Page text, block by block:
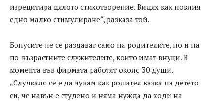
изрецитира цялото стихотворение. Видях как повлия
едно малко стимулиране“, разказа той.
Бонусите не се раздават само на родителите, но и на
по-възрастните служителите, които имат внуци. В
момента във фирмата работят около 30 души.
„Случвало се е да чувам как родител казва на детето
си, че навън е студено и няма нужда да ходи на